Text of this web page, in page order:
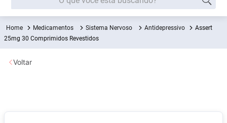
Medicamentos Sistema Nervoso Antidepressivo
Assert
25mg 30 Comprimidos Revestidos
Voltar
Termos mais buscados
1º Fralda
2